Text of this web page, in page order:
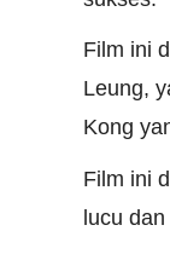
Film ini
Leung,
Kong
Film ini
lucu